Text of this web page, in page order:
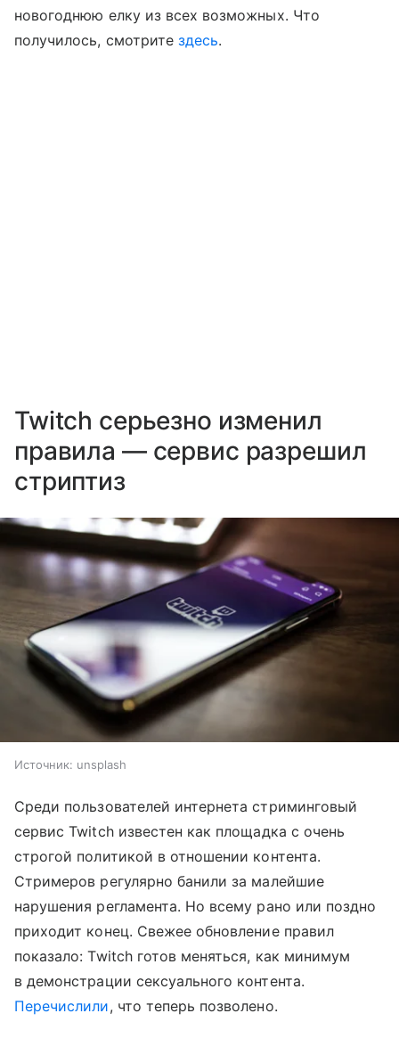
новогоднюю елку из всех возможных. Что
получилось, смотритездесь.
Twitch серьезно изменил
правила — сервис разрешил
стриптиз
Источник: unsplash
Среди пользователей интернета стриминговый
сервис Twitch известен как площадка с очень
строгой политикой в отношении контента.
Стримеров регулярно банили за малейшие
нарушения регламента. Но всему рано или поздно
приходит конец. Свежее обновление правил
показало: Twitch готов меняться, как минимум
в демонстрации сексуального контента.
Перечислили, что теперь позволено.